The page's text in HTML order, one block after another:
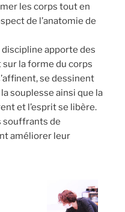
les corps tout en
de l’anatomie de
apporte des
la forme du corps
se dessinent
souplesse ainsi que la
et l’esprit se libère.
souffrants de
améliorer leur